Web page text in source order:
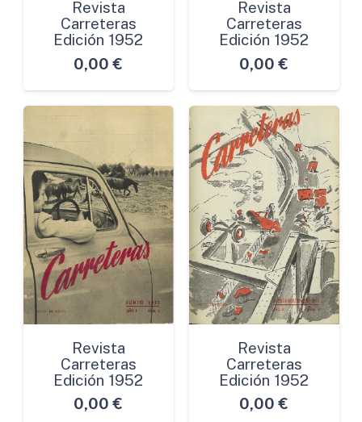
Revista
Carreteras
Edición 1952
0,00 €
Revista
Carreteras
Edición 1952
0,00 €
Revista
Carreteras
Edición 1952
0,00 €
Revista
Carreteras
Edición 1952
0,00 €